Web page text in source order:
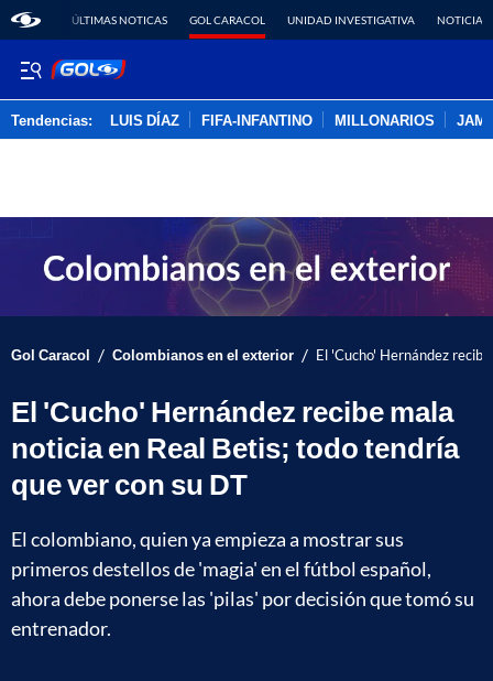
ÚLTIMAS NOTICAS GOL CARACOL UNIDAD INVESTIGATIVA NOTICIAS
Tendencias: LUIS DÍAZ FIFA-INFANTINO MILLONARIOS
Gol Caracol / Colombianos en el exterior / El 'Cucho' Hernández
El 'Cucho' Hernández recibe mala
noticia en Real Betis; todo tendría
que ver con su DT
El colombiano, quien ya empieza a mostrar sus
primeros destellos de 'magia' en el fútbol español,
ahora debe ponerse las 'pilas' por decisión que tomó su
entrenador.